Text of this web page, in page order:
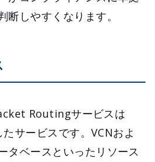
断しやすくなります。
Routingサービスは
サービスです。VCNおよ
タベースといったリソース